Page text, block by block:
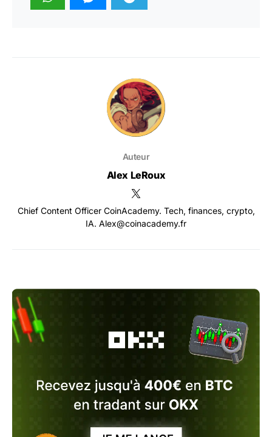
Auteur
Alex LeRoux
Chief Content Officer CoinAcademy. Tech, finances, crypto,
IA. Alex@coinacademy.fr